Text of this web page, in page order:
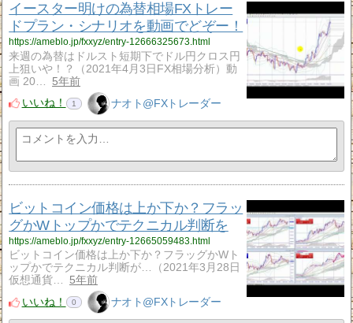
イースター明けの為替相場FXトレー
ドプラン・シナリオを動画でどぞー！
https://ameblo.jp/fxxyz/entry-12666325673.html
来週の為替はドルスト短期下でドル円クロス円
上狙いや！？（2021年4月3日FX相場分析）動
画 20…
5年前
いいね！
1 ナオト@FXトレーダー
ビットコイン価格は上か下か？フラッ
グかWトップかでテクニカル判断を
https://ameblo.jp/fxxyz/entry-12665059483.html
ビットコイン価格は上か下か？フラッグかWト
ップかでテクニカル判断が…（2021年3月28日
仮想通貨…
5年前
いいね！
0 ナオト@FXトレーダー